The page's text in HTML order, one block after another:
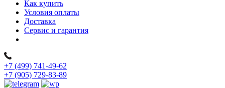
Как купить
Условия оплаты
Доставка
Сервис и гарантия
+7 (499) 741-49-62
+7 (905) 729-83-89